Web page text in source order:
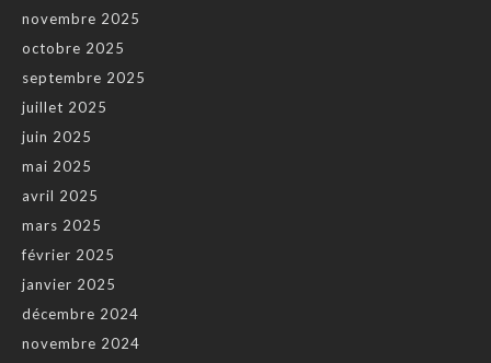
novembre 2025
octobre 2025
septembre 2025
juillet 2025
juin 2025
mai 2025
avril 2025
mars 2025
février 2025
janvier 2025
décembre 2024
novembre 2024